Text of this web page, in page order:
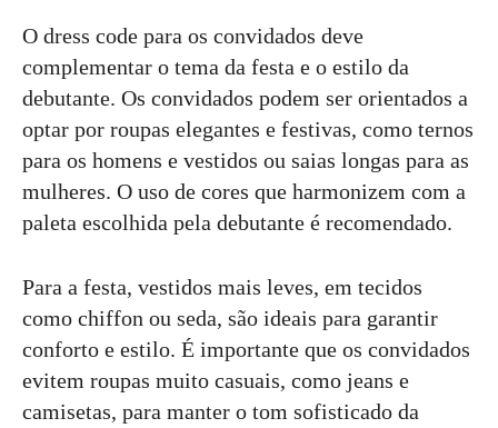
O dress code para os convidados deve
complementar o tema da festa e o estilo da
debutante. Os convidados podem ser orientados a
optar por roupas elegantes e festivas, como ternos
para os homens e vestidos ou saias longas para as
mulheres. O uso de cores que harmonizem com a
paleta escolhida pela debutante é recomendado.
Para a festa, vestidos mais leves, em tecidos
como chiffon ou seda, são ideais para garantir
conforto e estilo. É importante que os convidados
evitem roupas muito casuais, como jeans e
camisetas, para manter o tom sofisticado da